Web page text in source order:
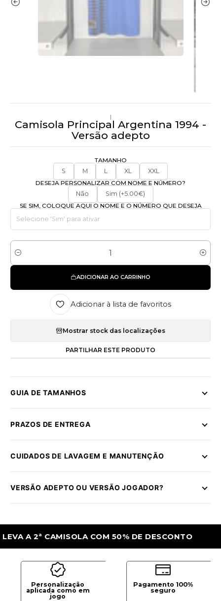
|
Camisola Principal Argentina 1994 -
Versão adepto
TAMANHO
S
M L XL
XXL
DESEJA PERSONALIZAR COM NOME E NÚMERO?
Não
Sim (+5.00€)
SE SIM, COLOQUE AQUI O NOME E O NÚMERO QUE DESEJA
Quantidade
ADICIONAR AO CARRINHO
Adicionar à lista de favoritos
Mostrar stock das localizações
PARTILHAR ESTE PRODUTO
GUIA DE TAMANHOS
PRAZOS DE ENTREGA
CUIDADOS DE LAVAGEM E MANUTENÇÃO
VERSÃO ADEPTO OU VERSÃO JOGADOR?
2ª CAMISOLA COM 50% DE DESCONTO
Personalização
aplicada como em
jogo
Pagamento 100%
seguro